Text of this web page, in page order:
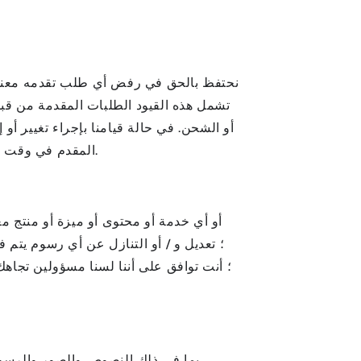
نحتفظ بالحق في رفض أي طلب تقدمه معنا.
تشمل هذه القيود الطلبات المقدمة من
أو الشحن. في حالة قيامنا بإجراء تغيير
المقدم في وقت تقديم الطلب. نحتفظ بالحق في تقييد أو حظر الطلبات التي يبدو أنها مقدمة من التجار أو البائعين أو الموزعين.